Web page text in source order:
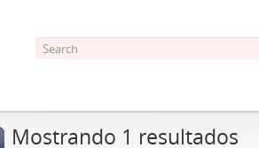
Mostrando 1 resultados